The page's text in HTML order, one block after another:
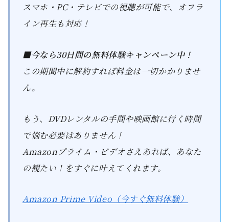
スマホ・PC・テレビでの視聴が可能で、オフラ
イン再生も対応！
■今なら30日間の無料体験キャンペーン中！
この期間中に解約すれば料金は一切かかりませ
ん。
もう、DVDレンタルの手間や映画館に行く時間
で悩む必要はありません！
Amazonプライム・ビデオさえあれば、あなた
の観たい！をすぐに叶えてくれます。
Amazon Prime Video（今すぐ無料体験）